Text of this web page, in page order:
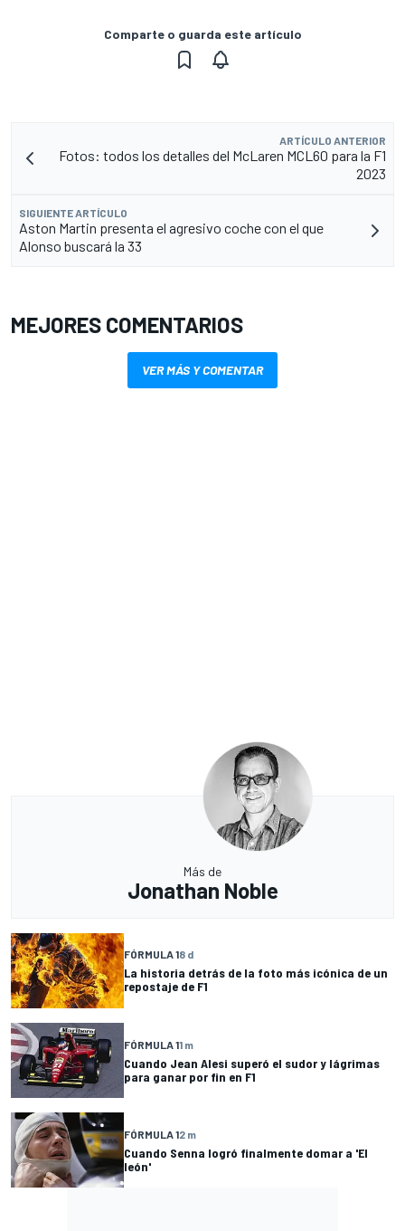
Comparte o guarda este artículo
ARTÍCULO ANTERIOR
Fotos: todos los detalles del McLaren MCL60 para la F1
2023
SIGUIENTE ARTÍCULO
Aston Martin presenta el agresivo coche con el que
Alonso buscará la 33
MEJORES COMENTARIOS
VER MÁS Y COMENTAR
Más de
Jonathan Noble
FÓRMULA 18 d
La historia detrás de la foto más icónica de un
repostaje de F1
FÓRMULA 11 m
Cuando Jean Alesi superó el sudor y lágrimas
para ganar por fin en F1
FÓRMULA 12 m
Cuando Senna logró finalmente domar a 'El
león'